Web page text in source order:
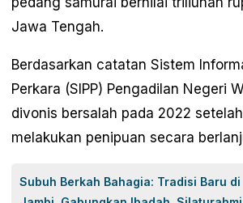
Jawa Tengah.
Berdasarkan catatan Sistem
Perkara (SIPP) Pengadilan Negeri
divonis bersalah pada 2022
melakukan penipuan secara
Subuh Berkah Bahagia: Tradisi Baru di